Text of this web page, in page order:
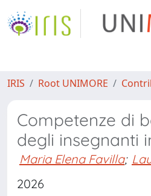
IRIS Root UNIMORE
Competenze di
degli insegnanti
Maria Elena Favilla;
2026